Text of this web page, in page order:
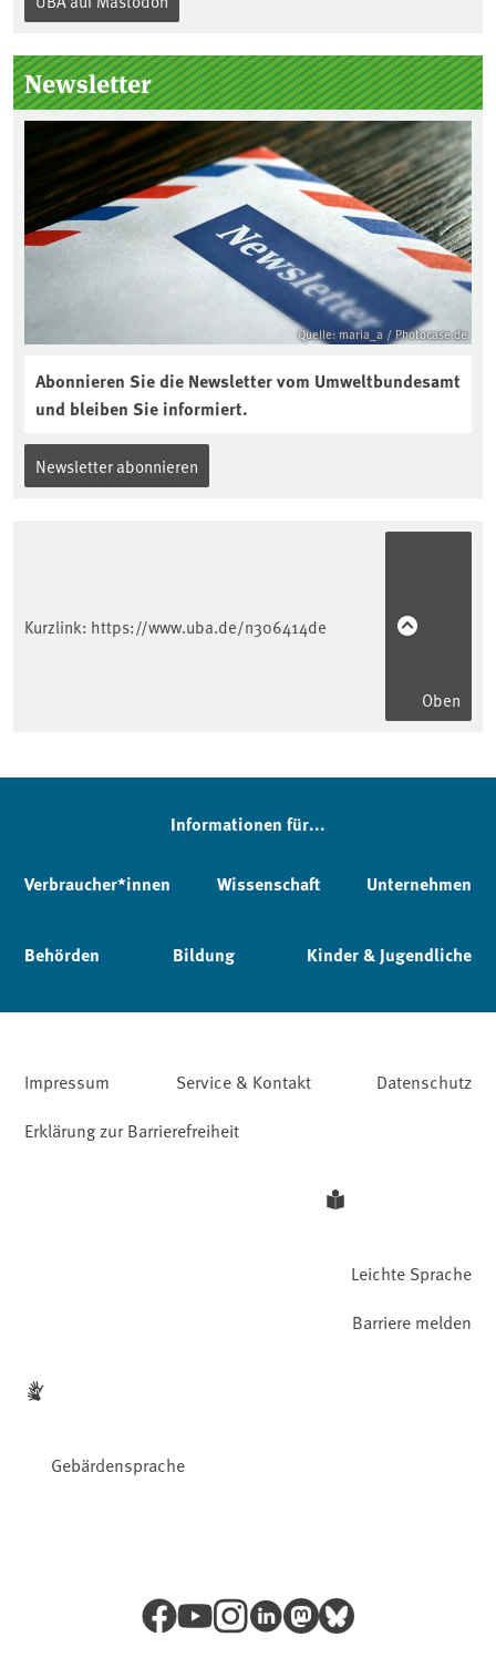
„Boden des Jahres“ vorgestellt. Das UBA
Kuratorium, wie wird der Boden des
Jahres ausgewählt und was passiert
eigentlich während eines solchen
Bodenjahres? Infos dazu gibt es im
aktuellen Podcast „Soilcast“. Jetzt
reinhören:
https://soilcast.de/interview/sc202-
interview-die-kuer-der-krume/
Newsletter
Quelle: maria_a / Photocase.de
Abonnieren Sie die Newsletter vom Umweltbundesamt
und bleiben Sie informiert.
Newsletter abonnieren
Kurzlink: https://www.uba.de/n306414de
Oben
Informationen für...
Verbraucher*innen Wissenschaft Unternehmen
Behörden Bildung Kinder & Jugendliche
Impressum Service & Kontakt
Datenschutz
Erklärung zur Barrierefreiheit
Leichte Sprache
Gebärdensprache
Barriere melden